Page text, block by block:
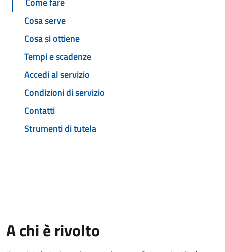
Cosa serve
Cosa si ottiene
Tempi e scadenze
Accedi al servizio
Condizioni di servizio
Contatti
Strumenti di tutela
A chi è rivolto